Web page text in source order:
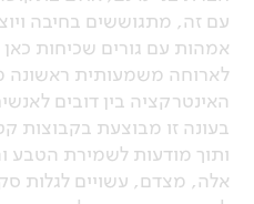
עם זה, מתגוששים בחיבה
אמהות עם גורים שכיחות
לארוחה משמעותית ראשונה
האינטרקציה בין דובים
בעונה זו מבוצעת בקבוצות
ותוך מודעות לשמירת הטבע
אלה, מצדם, עשויים לגלות